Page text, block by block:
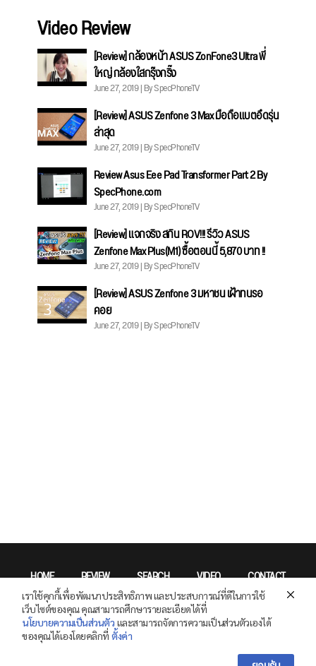
Video Review
[Review] กล้องหน้า ASUS ZonFone3 Ultra พี่
ใหญ่ กล้องใสกรุ๊งกริ๊ง
June 27, 2019 | By SpecPhoneTV
[Review] ASUS Zenfone 3 Max มือถือแบตอึดรุ่น
ล่าสุด
June 27, 2019 | By SpecPhoneTV
Review Asus Eee Pad Transformer Part 2 By
SpecPhone.com
June 27, 2019 | By SpecPhoneTV
[Review] แจกจริง สกิน ROV!!! รีวิว ASUS
Zenfone Max Plus(M1) ซื้อตอนนี้ 5,870 บาท !!
June 27, 2019 | By SpecPhoneTV
[Review] ASUS Zenfone 3 มหาชน เฝ้าทนรอ
คอย
June 27, 2019 | By SpecPhoneTV
HOME REVIEW SEARCH VIDEO CONTACT
เราใช้คุกกี้เพื่อพัฒนาประสิทธิภาพ และประสบการณ์ที่ดีในการใช้
เว็บไซต์ของคุณ คุณสามารถศึกษารายละเอียดได้ที่
นโยบายความเป็นส่วนตัว และสามารถจัดการความเป็นส่วนตัวเองได้
ของคุณได้เองโดยคลิกที่ ตั้งค่า